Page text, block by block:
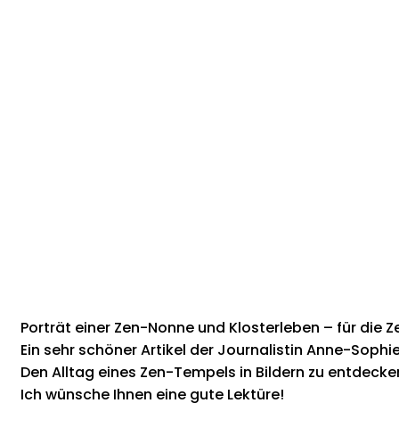
Porträt einer Zen-Nonne und Klosterleben – für die
Ein sehr schöner Artikel der Journalistin Anne-
Den Alltag eines Zen-Tempels in Bildern zu
Ich wünsche Ihnen eine gute Lektüre!